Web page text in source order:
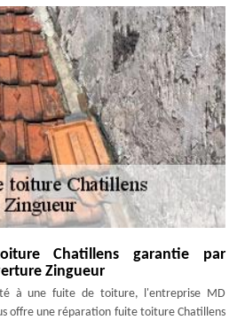
Chatillens garantie par
Zingueur
à une fuite de toiture, l'entreprise MD
offre une réparation fuite toiture Chatillens